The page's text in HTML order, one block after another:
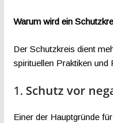
Warum wird ein
Der Schutzkreis dient
spirituellen Praktiken und
1. Schutz vor
Einer der Hauptgründe